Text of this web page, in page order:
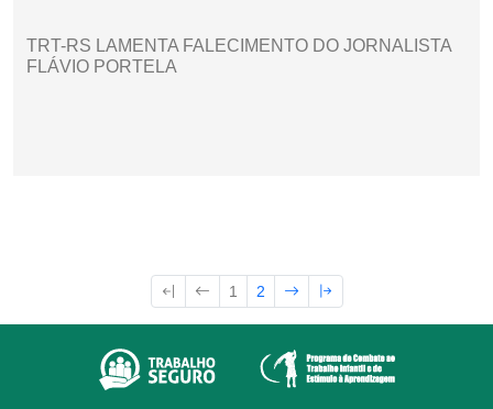
TRT-RS LAMENTA FALECIMENTO DO JORNALISTA
FLÁVIO PORTELA
1 2